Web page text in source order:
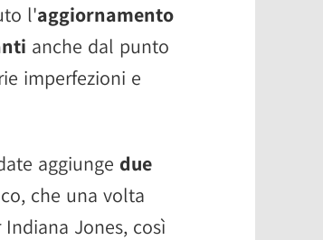
l'aggiornamento
anche dal punto
imperfezioni e
aggiunge due
che una volta
Jones, così